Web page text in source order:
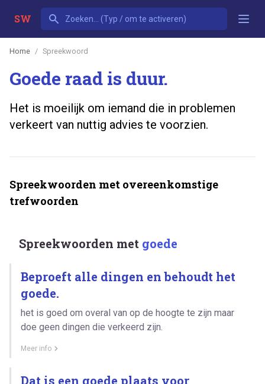
SW
Home Spreekwoord
Goede raad is duur.
Het is moeilijk om iemand die in problemen
verkeert van nuttig advies te voorzien.
Spreekwoorden met overeenkomstige
trefwoorden
Spreekwoorden met goede
Beproeft alle dingen en behoudt het
goede.
het is goed om overal van op de hoogte te zijn maar
doe geen dingen die verkeerd zijn.
Meer info
Dat is een goede plaats voor